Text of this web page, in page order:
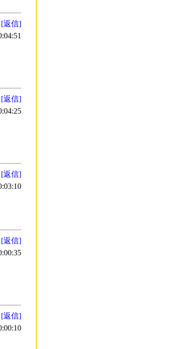
[返信]
[返信]
[返信]
[返信]
[返信]